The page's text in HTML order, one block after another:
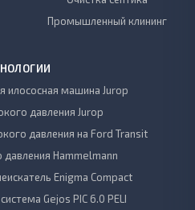
Промышленный клининг
илососная машина Jurop
давления Jurop
давления на Ford Transit
давления Hammelmann
Enigma Compact
Gejos PIC 6.0 PELI